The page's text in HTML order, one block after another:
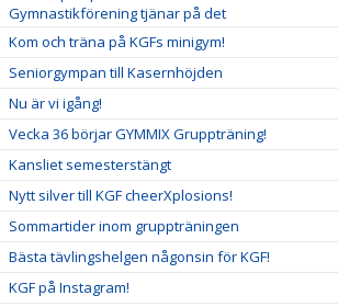
Gymnastikförening tjänar på det
Kom och träna på KGFs minigym!
Seniorgympan till Kasernhöjden
Nu är vi igång!
Vecka 36 börjar GYMMIX Gruppträning!
Kansliet semesterstängt
Nytt silver till KGF cheerXplosions!
Sommartider inom gruppträningen
Bästa tävlingshelgen någonsin för KGF!
KGF på Instagram!